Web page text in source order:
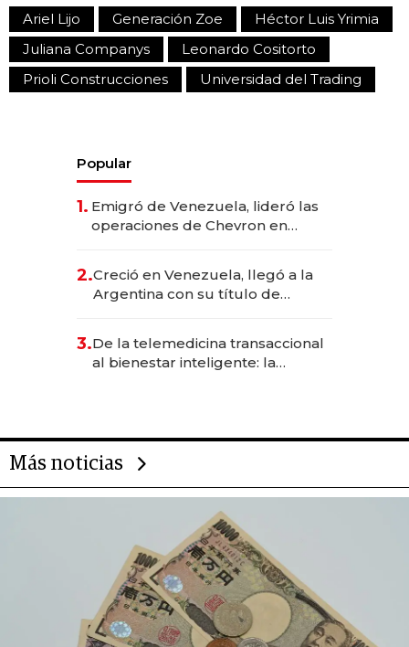
Ariel Lijo Generación Zoe
Héctor Luis Yrimia
Juliana Companys
Leonardo Cositorto
Prioli Construcciones
Universidad del Trading
Popular
1. Emigró de Venezuela, lideró las
operaciones de Chevron en
2.Creció en Venezuela, llegó a la
Argentina con su título de
las marcas "fast premium"
3.De la telemedicina transaccional
al bienestar inteligente: la
Más noticias